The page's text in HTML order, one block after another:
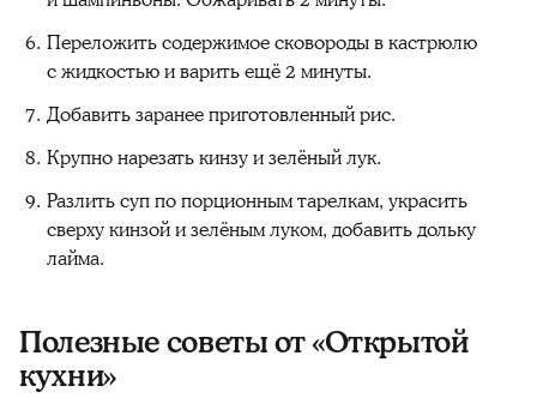
Переложить содержимое сковороды в кастрюлю
с жидкостью и варить ещё 2 минуты.
Добавить заранее приготовленный рис.
Крупно нарезать кинзу и зелёный лук.
Разлить суп по порционным тарелкам, украсить
сверху кинзой и зелёным луком, добавить дольку
лайма.
Полезные советы от «Открытой
кухни»